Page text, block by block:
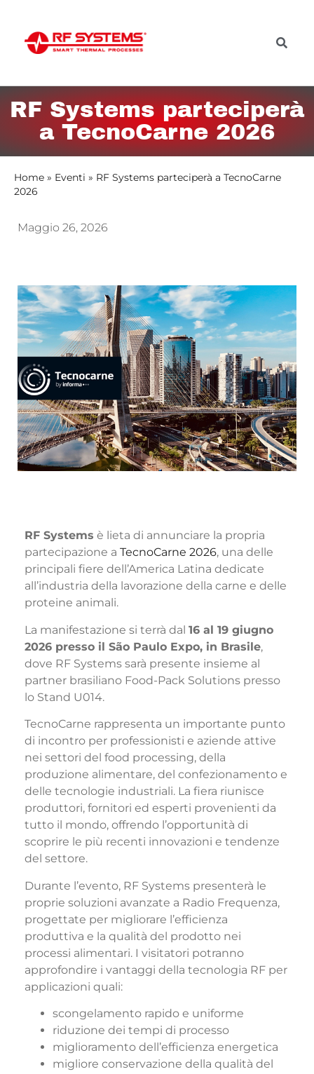
RF Systems parteciperà
a TecnoCarne 2026
Home » Eventi » RF Systems parteciperà a TecnoCarne
2026
Maggio 26, 2026
RF Systems è lieta di annunciare la propria
partecipazione a TecnoCarne 2026, una delle
principali fiere dell’America Latina dedicate
all’industria della lavorazione della carne e delle
proteine animali.
La manifestazione si terrà dal 16 al 19 giugno
2026 presso il São Paulo Expo, in Brasile,
dove RF Systems sarà presente insieme al
partner brasiliano Food-Pack Solutions presso
lo Stand U014.
TecnoCarne rappresenta un importante punto
di incontro per professionisti e aziende attive
nei settori del food processing, della
produzione alimentare, del confezionamento e
delle tecnologie industriali. La fiera riunisce
produttori, fornitori ed esperti provenienti da
tutto il mondo, offrendo l’opportunità di
scoprire le più recenti innovazioni e tendenze
del settore.
Durante l’evento, RF Systems presenterà le
proprie soluzioni avanzate a Radio Frequenza,
progettate per migliorare l’efficienza
produttiva e la qualità del prodotto nei
processi alimentari. I visitatori potranno
approfondire i vantaggi della tecnologia RF per
applicazioni quali:
scongelamento rapido e uniforme
riduzione dei tempi di processo
miglioramento dell’efficienza energetica
migliore conservazione della qualità del